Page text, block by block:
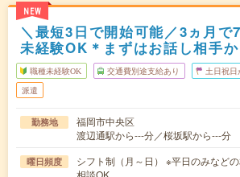
NEW
＼最短3日で開始可能／3ヵ月で
未経験OK＊まずはお話し相手か
職種未経験OK 交通費別途支給あり 土日祝日
派遣
勤務地
福岡市中央区
渡辺通駅から---分／桜坂駅から---分
曜日頻度
シフト制（月～日） ※平日のみなど
相談OK